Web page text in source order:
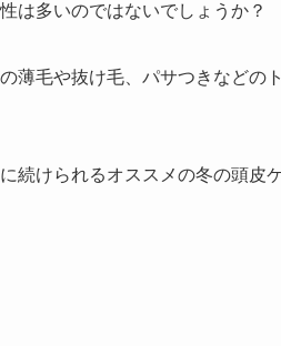
は多いのではないでしょうか？
薄毛や抜け毛、パサつきなどの
続けられるオススメの冬の頭皮